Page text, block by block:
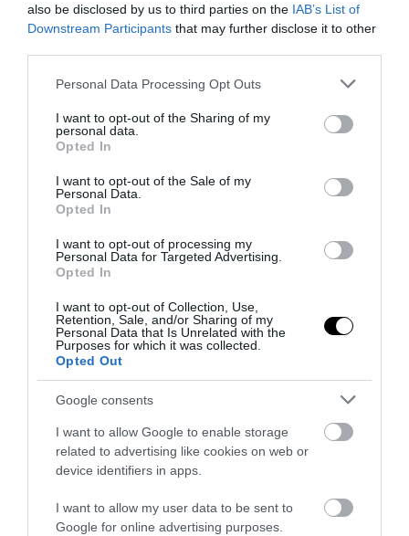
also be disclosed by us to third parties on the IAB’s List of
Downstream Participants that may further disclose it to other
Please note that this website/app uses one or more Google
not limited to your visit or usage behaviour. You may click to
grant or deny consent to Google and its third-party tags to
use your data for below specified purposes in below Google
consent section.
Personal Data Processing Opt Outs
I want to opt-out of the Sharing of my
personal data.
Opted In
I want to opt-out of the Sale of my
Personal Data.
Opted In
I want to opt-out of processing my
Personal Data for Targeted Advertising.
Opted In
I want to opt-out of Collection, Use,
Retention, Sale, and/or Sharing of my
Personal Data that Is Unrelated with the
Purposes for which it was collected.
Opted Out
Google consents
I want to allow Google to enable storage
related to advertising like cookies on web or
device identifiers in apps.
I want to allow my user data to be sent to
Google for online advertising purposes.
20